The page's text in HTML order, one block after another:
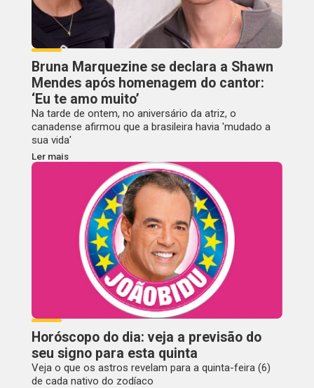
Bruna Marquezine se declara a Shawn
Mendes após homenagem do cantor:
‘Eu te amo muito’
Na tarde de ontem, no aniversário da atriz, o
canadense afirmou que a brasileira havia 'mudado a
sua vida'
Ler mais
Horóscopo do dia: veja a previsão do
seu signo para esta quinta
Veja o que os astros revelam para a quinta-feira (6)
de cada nativo do zodíaco